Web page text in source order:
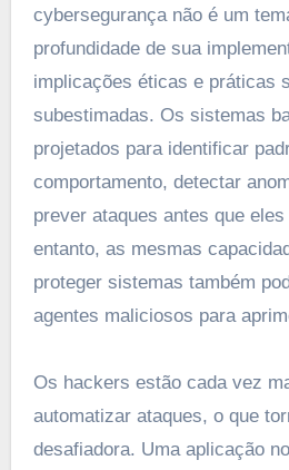
cybersegurança não é um
profundidade de sua
implicações éticas e práticas
subestimadas. Os sistemas
projetados para identificar
comportamento, detectar
prever ataques antes que
entanto, as mesmas
proteger sistemas também
agentes maliciosos para
Os hackers estão cada vez
automatizar ataques, o que
desafiadora. Uma aplicação